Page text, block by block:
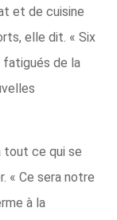
et de cuisine
elle dit. « Six
fatigués de la
tout ce qui se
« Ce sera notre
à la